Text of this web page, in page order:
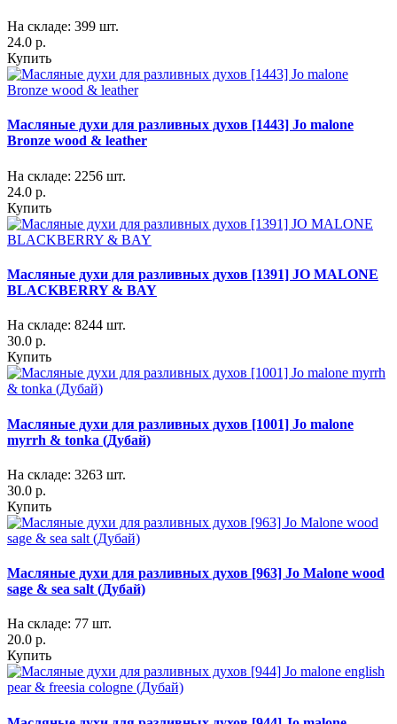
На складе: 399 шт.
24.0 р.
Купить
Масляные духи для разливных духов [1443] Jo malone
Bronze wood & leather
На складе: 2256 шт.
24.0 р.
Купить
Масляные духи для разливных духов [1391] JO MALONE
BLACKBERRY & BAY
На складе: 8244 шт.
30.0 р.
Купить
Масляные духи для разливных духов [1001] Jo malone
myrrh & tonka (Дубай)
На складе: 3263 шт.
30.0 р.
Купить
Масляные духи для разливных духов [963] Jo Malone wood
sage & sea salt (Дубай)
На складе: 77 шт.
20.0 р.
Купить